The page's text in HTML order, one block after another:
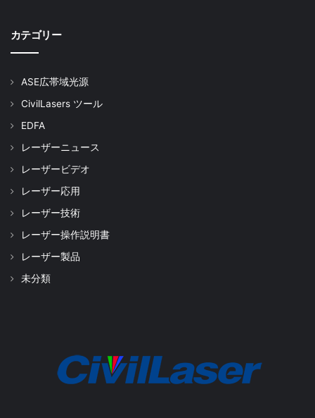
カテゴリー
ASE広帯域光源
CivilLasers ツール
EDFA
レーザーニュース
レーザービデオ
レーザー応用
レーザー技術
レーザー操作説明書
レーザー製品
未分類